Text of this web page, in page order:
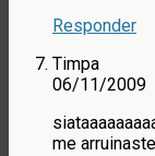
Responder
Timpa
06/11/2009
me